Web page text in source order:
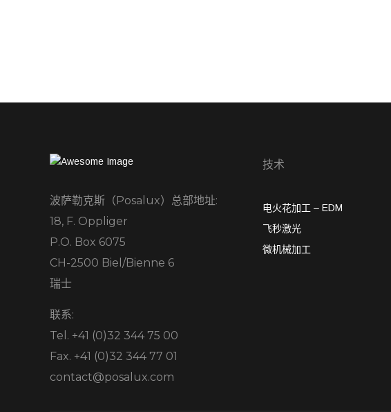
波萨勒克斯（Posalux）总部地址:
18, F. Oppliger
P.O. Box 6075
CH-2500 Biel/Bienne 6
瑞士
联系:
Tel. +41 (0)32 344 75 00
Fax. +41 (0)32 344 77 01
contact@posalux.com
技术
电火花加工 – EDM
飞秒激光
微机械加工